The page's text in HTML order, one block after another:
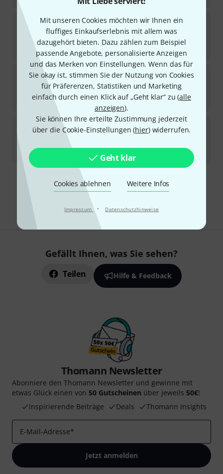
Mit unseren Cookies möchten wir Ihnen ein
fluffiges Einkaufserlebnis mit allem was
dazugehört bieten. Dazu zählen zum Beispiel
passende Angebote, personalisierte Anzeigen
und das Merken von Einstellungen. Wenn das für
Sie okay ist, stimmen Sie der Nutzung von Cookies
für Präferenzen, Statistiken und Marketing
einfach durch einen Klick auf „Geht klar“ zu (alle
anzeigen).
Sie können Ihre erteilte Zustimmung jederzeit
über die Cookie-Einstellungen (hier) widerrufen.
Geht klar
Cookies ablehnen Weitere Infos
Impressum · Datenschutzhinweise
Köbl EditionEtüdenspaß Horn 2
Sofort lieferbar
20,50€
Köbl Edition Auftakt zum Waldhornspiel
Sofort lieferbar
21,60€
Köbl EditionEtüdenspaß Horn 3
Sofort lieferbar
Kostenloser Versand ab € 69
Alle Preise inkl. MwSt.
Gefällt Ihnen, was Sie sehen?
Teilen Hilfe & Feedback
Thomann Newsletter
Abonniere den Thomann Newsletter und gewinne mit
etwas Glück einen von 50 Gutscheinen über jeweils 50€!
Inspirierende Beiträge
Deals Thomann Insights
E-Mail-Adresse*
Jetzt anmelden